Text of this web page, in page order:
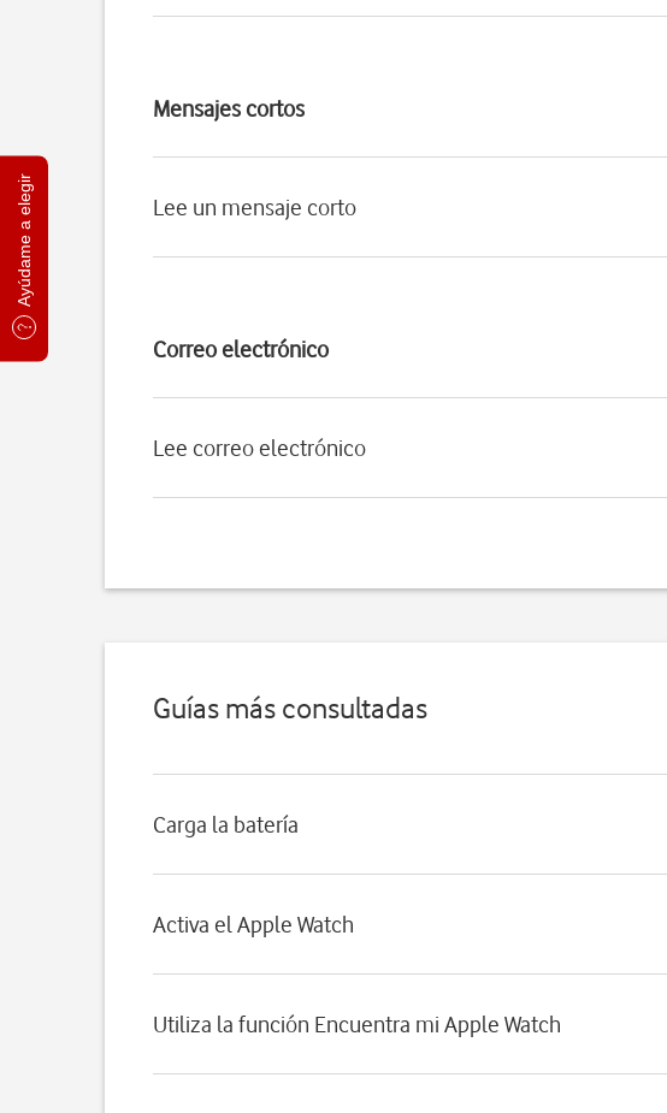
Ayúdame a elegir
Mensajes cortos
Lee un mensaje corto
Correo electrónico
Lee correo electrónico
Guías más consultadas
Carga la batería
Activa el Apple Watch
Utiliza la función Encuentra mi Apple Watch